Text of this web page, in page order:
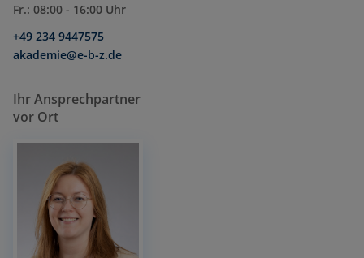
Fr.: 08:00 - 16:00 Uhr
+49 234 9447575
akademie@e-b-z.de
Ihr Ansprechpartner
vor Ort